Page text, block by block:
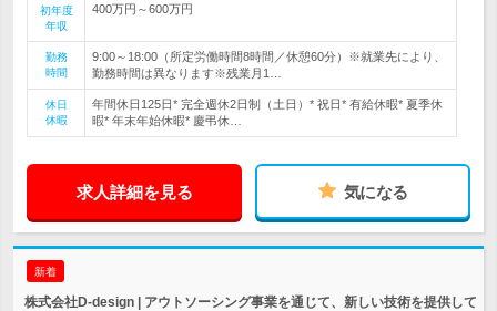
初年度
年収
400万円～600万円
勤務
時間
9:00～18:00（所定労働時間8時間／休憩60分）※就業先により、
勤務時間は異なります※残業月1…
休日
休暇
年間休日125日* 完全週休2日制（土日）* 祝日* 有給休暇* 夏季休
暇* 年末年始休暇* 慶弔休…
求人詳細を見る 気になる
新着
株式会社D-design | アウトソーシング事業を通じて、新しい技術を提供して